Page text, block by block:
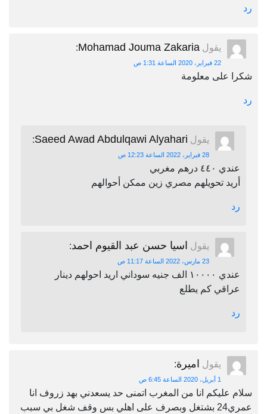
رد
يقول Mohamad Jouma Zakaria
:
22 فبراير، 2020 الساعة 1:31 ص
شكرا على معلومة
رد
يقول Saeed Awad Abdulqawi Alyahari
:
28 فبراير، 2022 الساعة 12:23 ص
عندي ٤٤٠ درهم مغربي
أريد تحويلهم مصري زين ممكن أحوالهم
رد
يقول اسيا حسن عبد القيوم احمد:
23 مارس، 2022 الساعة 11:17 ص
عندي ١٠٠٠٠ الف جنيه سوداني اريد احولهم دينار
عراقي كم يطلع
رد
يقول اميرة:
1 أبريل، 2020 الساعة 6:45 ص
سلام عليكم انا من المغرب اتمنى حد يسعدني بهد زروف انا
عمري24 بشتغل وبصرف على اهلي بس وقف شغل بي سبب